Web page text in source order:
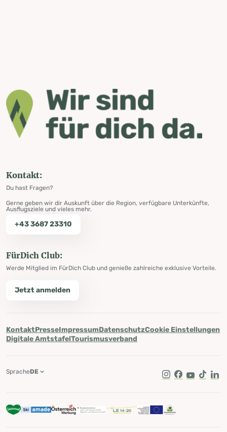
Kontakt:
Du hast Fragen?
Gerne geben wir dir Auskunft über die Region, verfügbare Unterkünfte,
Ausflugsziele und vieles mehr.
+43 3687 23310
FürDich Club:
Werde Mitglied im FürDich Club und genieße zahlreiche exklusive Vorteile.
Jetzt anmelden
KontaktPresseImpressumDatenschutzCookie Einstellungen
Digitale AmtstafelTourismusverband
Instagram
Facebook
Youtube
Tik Tok
SpracheDE